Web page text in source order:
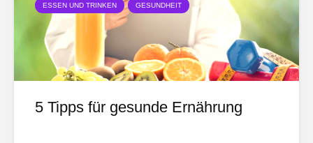
ESSEN UND TRINKEN GESUNDHEIT
5 Tipps für gesunde Ernährung